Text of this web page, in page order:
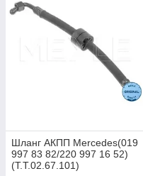
Шланг АКПП Mercedes(019
997 83 82/220 997 16 52)
(T.T.02.67.101)